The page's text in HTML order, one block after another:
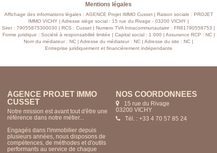
Mentions légales
Affichage des informations légales : AGENCE Projet IMMO Cusset | Raison sociale : PROJET
IMMO VICHY | Adresse siège social : 15 rue du Rivage - 03200 VICHY |
Siret : 79055875300030 | RCS : Cusset | Numero TVA Intracommunautaire : FR81790558753 |
Forme juridique : Société à responsabilité limitée | Capital social : 1 000 | Assurance RCP : NC |
Nom du médiateur : NC | Adresse du médiateur : NC | Adresse du site : NC |
Entreprise juridiquement et financièrement indépendante
AGENCE PROJET IMMO
CUSSET
Notre mission est avant tout d'être une
référence dans notre métier...
Engagés dans l'immobilier depuis
plusieurs années, nous disposons de
compétences, de méthodes et d'outils
performants au service de chaque
NOS COORDONNÉES
15 rue du Rivage
03200 VICHY
Tél. : +33 4 70 57 85 24